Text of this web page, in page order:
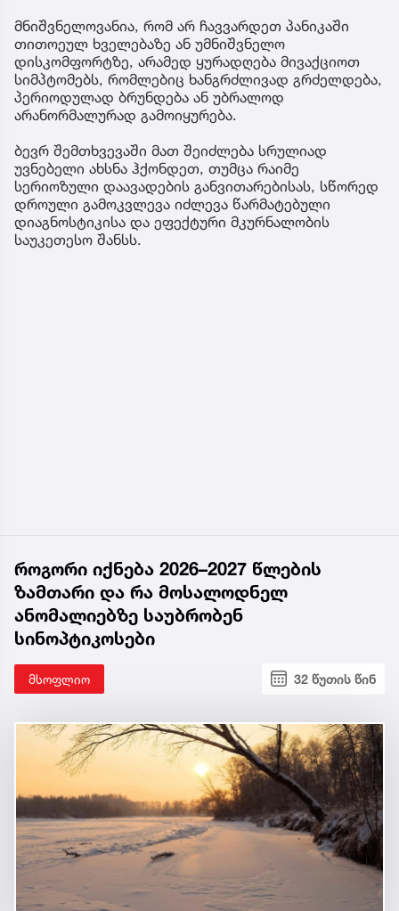
მნიშვნელოვანია, რომ არ ჩავვარდეთ პანიკაში
თითოეულ ხველებაზე ან უმნიშვნელო
დისკომფორტზე, არამედ ყურადღება მივაქციოთ
სიმპტომებს, რომლებიც ხანგრძლივად გრძელდება,
პერიოდულად ბრუნდება ან უბრალოდ
არანორმალურად გამოიყურება.
ბევრ შემთხვევაში მათ შეიძლება სრულიად
უვნებელი ახსნა ჰქონდეთ, თუმცა რაიმე
სერიოზული დაავადების განვითარებისას, სწორედ
დროული გამოკვლევა იძლევა წარმატებული
დიაგნოსტიკისა და ეფექტური მკურნალობის
საუკეთესო შანსს.
როგორი იქნება 2026–2027 წლების
ზამთარი და რა მოსალოდნელ
ანომალიებზე საუბრობენ
სინოპტიკოსები
მსოფლიო 32 წუთის წინ